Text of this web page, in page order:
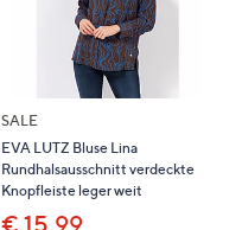
SALE
EVA LUTZ Bluse Lina
Rundhalsausschnitt verdeckte
Knopfleiste leger weit